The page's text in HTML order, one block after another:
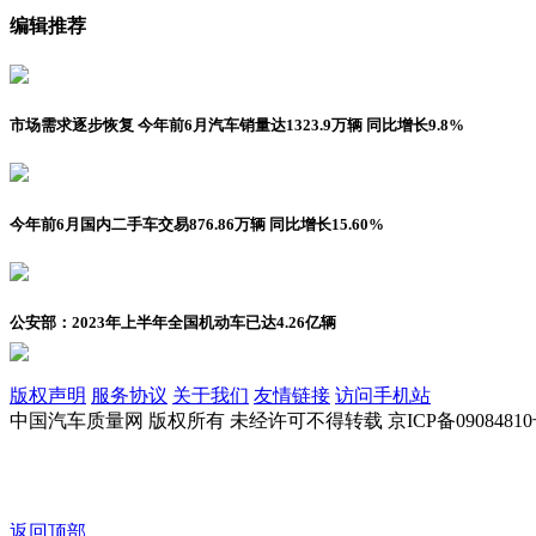
编辑推荐
市场需求逐步恢复 今年前6月汽车销量达1323.9万辆 同比增长9.8%
今年前6月国内二手车交易876.86万辆 同比增长15.60%
公安部：2023年上半年全国机动车已达4.26亿辆
版权声明 服务协议 关于我们 友情链接 访问手机站
中国汽车质量网 版权所有 未经许可不得转载 京ICP备09084810
返回顶部